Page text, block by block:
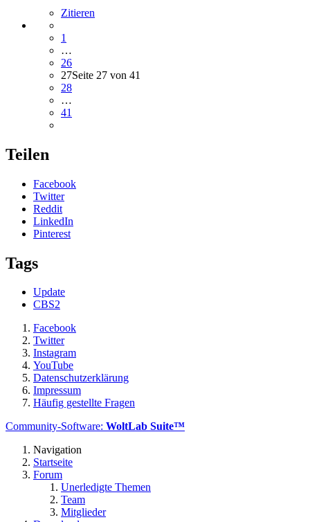
Zitieren
1
…
26
27Seite 27 von 41
28
…
41
Teilen
Facebook
Twitter
Reddit
LinkedIn
Pinterest
Tags
Update
CBS2
Facebook
Twitter
Instagram
YouTube
Datenschutzerklärung
Impressum
Häufig gestellte Fragen
Community-Software: WoltLab Suite™
Navigation
Startseite
Forum
Unerledigte Themen
Team
Mitglieder